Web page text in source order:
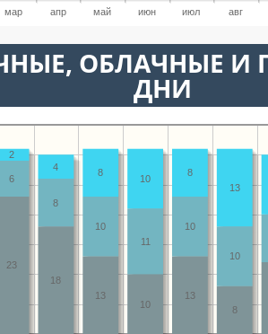
мар апр май июн июл авг
ОБЛАЧНЫЕ И
ДНИ
8
13
10
13
18
23
10
10
11
10
8
6
13
8
10
8
4
2